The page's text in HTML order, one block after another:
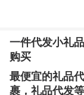
一件代发小礼
购买
最便宜的礼品
裹，礼品代发